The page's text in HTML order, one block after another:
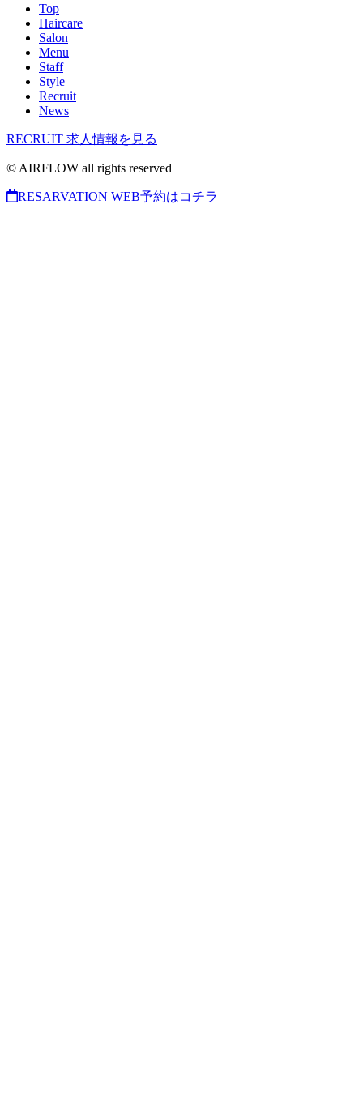
Top
Haircare
Salon
Menu
Staff
Style
Recruit
News
RECRUIT 求人情報を見る
© AIRFLOW all rights reserved
RESARVATION WEB予約はコチラ